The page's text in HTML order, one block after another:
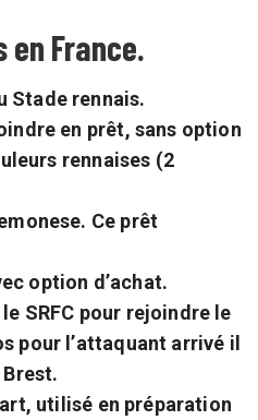
France.
Stade rennais.
en prêt, sans option
rennaises (2
Ce prêt
option d’achat.
SRFC pour rejoindre le
pour l’attaquant arrivé il
utilisé en préparation